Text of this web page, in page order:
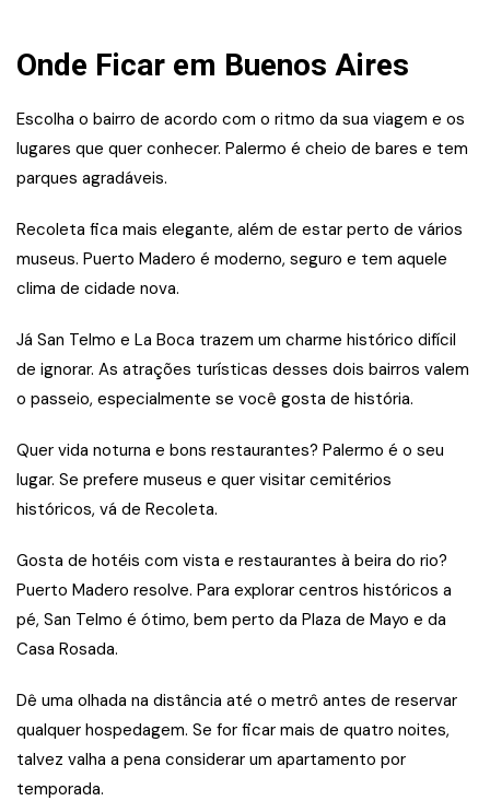
Onde Ficar em Buenos Aires
Escolha o bairro de acordo com o ritmo da sua viagem e os
lugares que quer conhecer. Palermo é cheio de bares e tem
parques agradáveis.
Recoleta fica mais elegante, além de estar perto de vários
museus. Puerto Madero é moderno, seguro e tem aquele
clima de cidade nova.
Já San Telmo e La Boca trazem um charme histórico difícil
de ignorar. As atrações turísticas desses dois bairros valem
o passeio, especialmente se você gosta de história.
Quer vida noturna e bons restaurantes? Palermo é o seu
lugar. Se prefere museus e quer visitar cemitérios
históricos, vá de Recoleta.
Gosta de hotéis com vista e restaurantes à beira do rio?
Puerto Madero resolve. Para explorar centros históricos a
pé, San Telmo é ótimo, bem perto da Plaza de Mayo e da
Casa Rosada.
Dê uma olhada na distância até o metrô antes de reservar
qualquer hospedagem. Se for ficar mais de quatro noites,
talvez valha a pena considerar um apartamento por
temporada.